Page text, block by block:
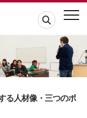
る人材像・三つのポ